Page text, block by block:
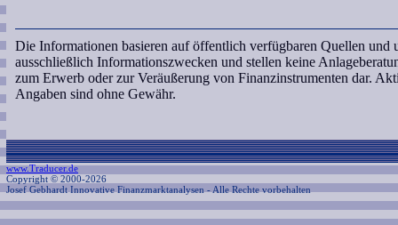
Die Informationen basieren auf öffentlich verfügbaren Quellen und
ausschließlich Informationszwecken und stellen keine
zum Erwerb oder zur Veräußerung von Finanzinstrumenten dar.
Angaben sind ohne Gewähr.
www.Traducer.de
Copyright © 2000-2026
Josef Gebhardt Innovative Finanzmarktanalysen - Alle Rechte vorbehalten